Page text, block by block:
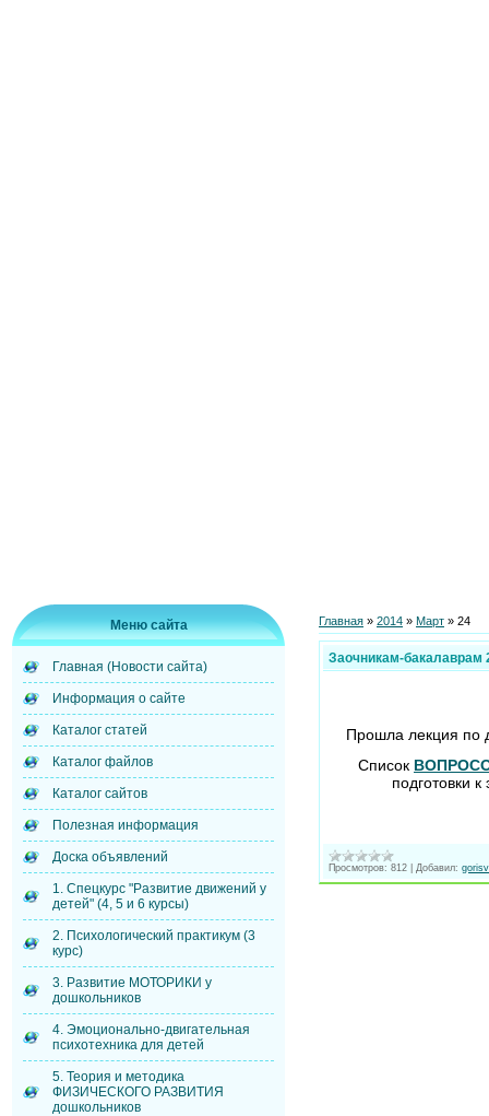
Меню сайта
Главная (Новости сайта)
Информация о сайте
Каталог статей
Каталог файлов
Каталог сайтов
Полезная информация
Доска объявлений
1. Спецкурс "Развитие движений у
детей" (4, 5 и 6 курсы)
2. Психологический практикум (3
курс)
3. Развитие МОТОРИКИ у
дошкольников
4. Эмоционально-двигательная
психотехника для детей
5. Теория и методика
ФИЗИЧЕСКОГО РАЗВИТИЯ
дошкольников
Главная » 2014 » Март » 24
Заочникам-бакалаврам
Прошла лекция по
Список
подготовки
Просмотров: 812 Добавил: